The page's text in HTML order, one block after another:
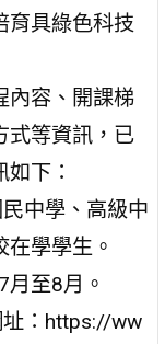
育具綠色科技
內容、開課梯
式等資訊，已
下：
中學、高級中
學學生。
至8月。
：https://ww